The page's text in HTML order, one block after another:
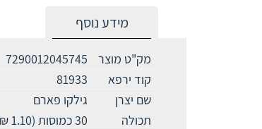
מידע נוסף
מק"ט מוצר
7290012045745
קוד ירפא
81933
שם יצרן
גילקו פארם
תכולה
30 כמוסות (1.10 ₪ ליחידה)